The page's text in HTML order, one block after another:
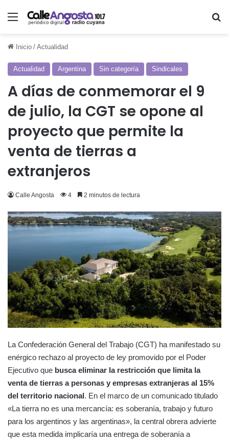
Menú
Inicio / Actualidad
Actualidad Argentina Sin categoría Sindicales
A días de conmemorar el 9
de julio, la CGT se opone al
proyecto que permite la
venta de tierras a
extranjeros
Calle Angosta 4 2 minutos de lectura
La Confederación General del Trabajo (CGT) ha manifestado su
enérgico rechazo al proyecto de ley promovido por el Poder
Ejecutivo que busca eliminar la restricción que limita la
venta de tierras a personas y empresas extranjeras al 15%
del territorio nacional. En el marco de un comunicado titulado
«La tierra no es una mercancía: es soberanía, trabajo y futuro
para los argentinos y las argentinas», la central obrera advierte
que esta medida implicaría una entrega de soberanía a